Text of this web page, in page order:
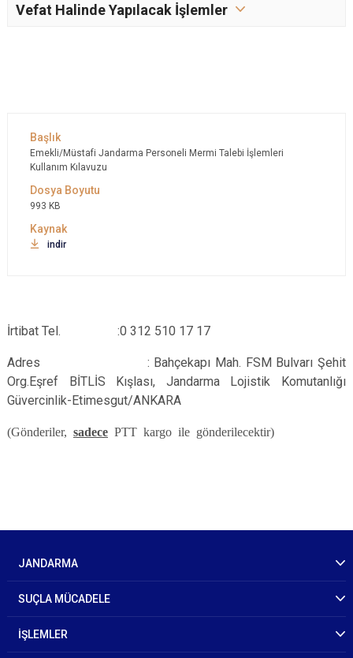
Vefat Halinde Yapılacak İşlemler
Emekli/Müstafi Jandarma Personeli Mermi Talebi İşlemleri
Kullanım Kılavuzu
993 KB
indir
İrtibat Tel. :0 312 510 17 17
Adres : Bahçekapı Mah. FSM Bulvarı Şehit
Org.Eşref BİTLİS Kışlası, Jandarma Lojistik Komutanlığı
Güvercinlik-Etimesgut/ANKARA
(Gönderiler, sadece PTT kargo ile gönderilecektir)
JANDARMA
SUÇLA MÜCADELE
İŞLEMLER